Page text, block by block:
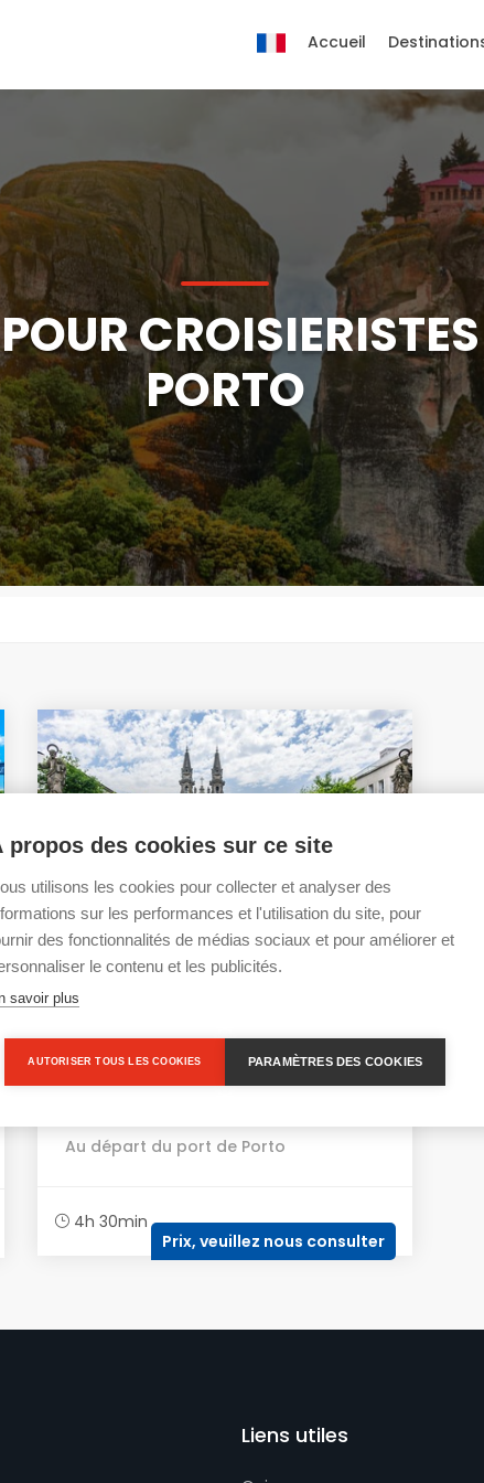
PORTO
Visite de Guimarães
trajet, nous arriverons à Guimarães, une
ville moderne qui a fièrement conservé
son...
Au départ du port de Porto
4h 30min
Prix, veuillez nous consulter
Liens utiles
Accueil
propos des cookies sur ce site
utilisons les cookies pour collecter et analyser des
sur les performances et l'utilisation du site, pour
des fonctionnalités de médias sociaux et pour améliorer et
le contenu et les publicités.
savoir plus
AUTORISER TOUS LES COOKIES PARAMÈTRES DES COOKIES